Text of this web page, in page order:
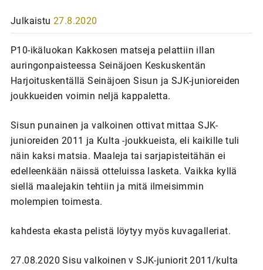
Julkaistu 27.8.2020
P10-ikäluokan Kakkosen matseja pelattiin illan
auringonpaisteessa Seinäjoen Keskuskentän
Harjoituskentällä Seinäjoen Sisun ja SJK-junioreiden
joukkueiden voimin neljä kappaletta.
Sisun punainen ja valkoinen ottivat mittaa SJK-
junioreiden 2011 ja Kulta -joukkueista, eli kaikille tuli
näin kaksi matsia. Maaleja tai sarjapisteitähän ei
edelleenkään näissä otteluissa lasketa. Vaikka kyllä
siellä maalejakin tehtiin ja mitä ilmeisimmin
molempien toimesta.
kahdesta ekasta pelistä löytyy myös kuvagalleriat.
27.08.2020 Sisu valkoinen v SJK-juniorit 2011/kulta